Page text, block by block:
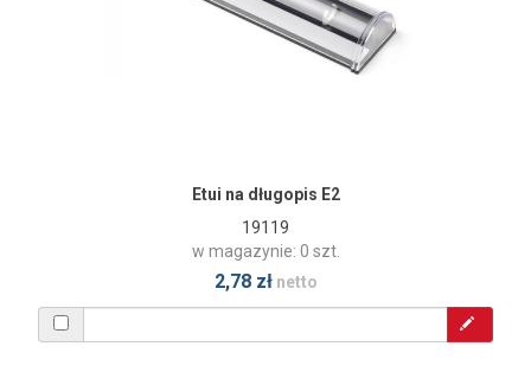
Etui na długopis E2
19119
w magazynie: 0 szt.
2,78 złnetto